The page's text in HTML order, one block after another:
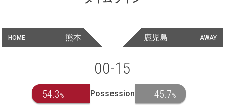
HOME 熊本 AWAY
鹿児島
00-15
54.3 % Possession 45.7%